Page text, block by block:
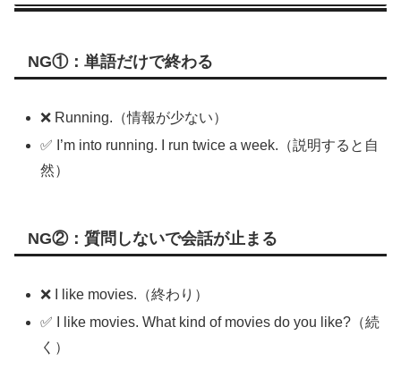
NG①：単語だけで終わる
❌ Running.（情報が少ない）
✅ I’m into running. I run twice a week.（説明すると自
然）
NG②：質問しないで会話が止まる
❌ I like movies.（終わり）
✅ I like movies. What kind of movies do you like?（続
く）